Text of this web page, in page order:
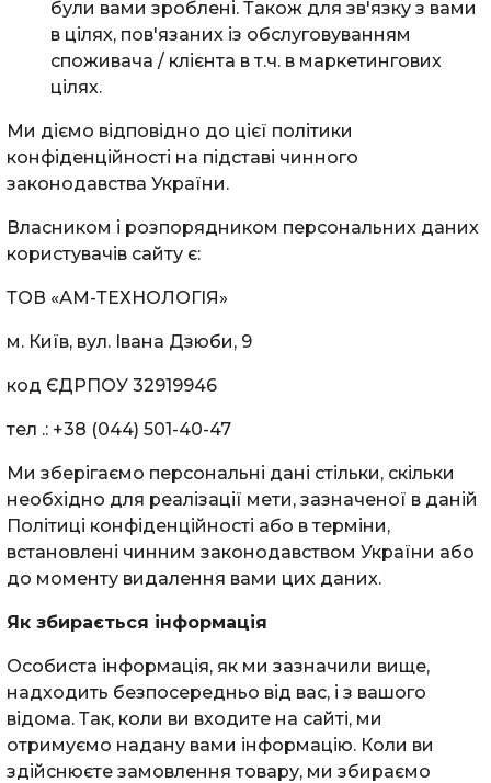
були вами зроблені. Також для зв'язку з вами
в цілях, пов'язаних із обслуговуванням
споживача / клієнта в т.ч. в маркетингових
цілях.
Ми діємо відповідно до цієї політики
конфіденційності на підставі чинного
законодавства України.
Власником і розпорядником персональних даних
користувачів сайту є:
ТОВ «АМ-ТЕХНОЛОГІЯ»
м. Київ, вул. Івана Дзюби, 9
код ЄДРПОУ 32919946
тел .: +38 (044) 501-40-47
Ми зберігаємо персональні дані стільки, скільки
необхідно для реалізації мети, зазначеної в даній
Політиці конфіденційності або в терміни,
встановлені чинним законодавством України або
до моменту видалення вами цих даних.
Як збирається інформація
Особиста інформація, як ми зазначили вище,
надходить безпосередньо від вас, і з вашого
відома. Так, коли ви входите на сайті, ми
отримуємо надану вами інформацію. Коли ви
здійснюєте замовлення товару, ми збираємо